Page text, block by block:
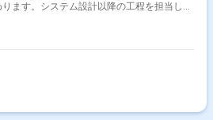
ます。システム設計以降の工程を担当し、